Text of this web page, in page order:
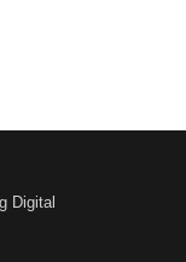
Digital